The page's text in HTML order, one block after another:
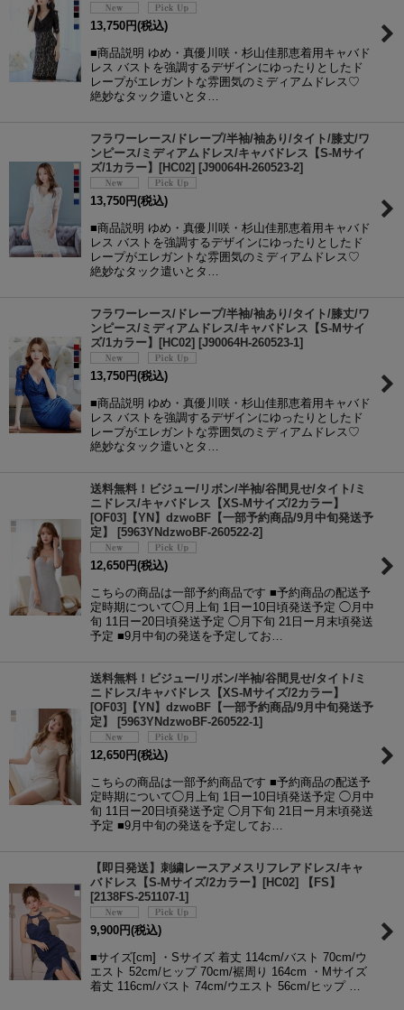
13,750円(税込)
■商品説明 ゆめ・真優川咲・杉山佳那恵着用キャバド
レス バストを強調するデザインにゆったりとしたド
レープがエレガントな雰囲気のミディアムドレス♡
絶妙なタック遣いとタ…
フラワーレース/ドレープ/半袖/袖あり/タイト/膝丈/ワ
ンピース/ミディアムドレス/キャバドレス【S-Mサイ
ズ/1カラー】[HC02] [J90064H-260523-2]
13,750 円(税込)
■商品説明 ゆめ・真優川咲・杉山佳那恵着用キャバド
レス バストを強調するデザインにゆったりとしたド
レープがエレガントな雰囲気のミディアムドレス♡
絶妙なタック遣いとタ…
フラワーレース/ドレープ/半袖/袖あり/タイト/膝丈/ワ
ンピース/ミディアムドレス/キャバドレス【S-Mサイ
ズ/1カラー】[HC02] [J90064H-260523-1]
13,750 円(税込)
■商品説明 ゆめ・真優川咲・杉山佳那恵着用キャバド
レス バストを強調するデザインにゆったりとしたド
レープがエレガントな雰囲気のミディアムドレス♡
絶妙なタック遣いとタ…
送料無料！ビジュー/リボン/半袖/谷間見せ/タイト/ミ
ニドレス/キャバドレス【XS-Mサイズ/2カラー】
[OF03]【YN】dzwoBF【一部予約商品/9月中旬発送予
定】
[5963YNdzwoBF-260522-2]
12,650 円(税込)
こちらの商品は一部予約商品です ■予約商品の配送予
定時期について◯月上旬 1日ー10日頃発送予定 ◯月中
旬 11日ー20日頃発送予定 ◯月下旬 21日ー月末頃発送
予定 ■9月中旬の発送を予定してお…
送料無料！ビジュー/リボン/半袖/谷間見せ/タイト/ミ
ニドレス/キャバドレス【XS-Mサイズ/2カラー】
[OF03]【YN】dzwoBF【一部予約商品/9月中旬発送予
定】
[5963YNdzwoBF-260522-1]
12,650 円(税込)
こちらの商品は一部予約商品です ■予約商品の配送予
定時期について◯月上旬 1日ー10日頃発送予定 ◯月中
旬 11日ー20日頃発送予定 ◯月下旬 21日ー月末頃発送
予定 ■9月中旬の発送を予定してお…
【即日発送】刺繍レースアメスリフレアドレス/キャ
バドレス【S-Mサイズ/2カラー】[HC02] 【FS】
[2138FS-251107-1]
9,900 円(税込)
■サイズ[cm] ・Sサイズ 着丈 114cm/バスト 70cm/ウ
エスト 52cm/ヒップ 70cm/裾周り 164cm ・Mサイズ
着丈 116cm/バスト 74cm/ウエスト 56cm/ヒップ …